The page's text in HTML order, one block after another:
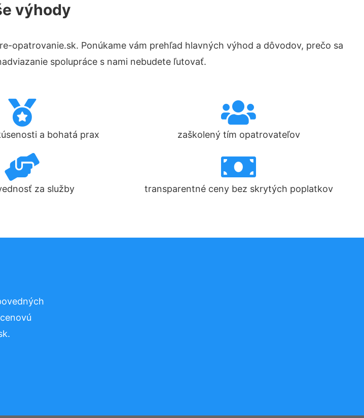
výhody
opatrovanie.sk. Ponúkame vám prehľad hlavných výhod a dôvodov, prečo sa
spolupráce s nami nebudete ľutovať.
a bohatá prax zaškolený tím opatrovateľov
za služby transparentné ceny bez skrytých poplatkov